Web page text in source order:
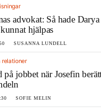
advokat: Så hade
hjälpas
SUSANNA LUNDELL
relationer
på jobbet när Josefin
SOFIE MELIN